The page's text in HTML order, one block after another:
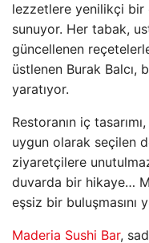
lezzetlere yenilikçi bir
sunuyor. Her tabak,
güncellenen
üstlenen Burak Balcı,
yaratıyor.
Restoranın iç
uygun olarak seçilen
ziyaretçilere
duvarda bir hikaye…
eşsiz bir buluşmasını
Maderia Sushi Bar,